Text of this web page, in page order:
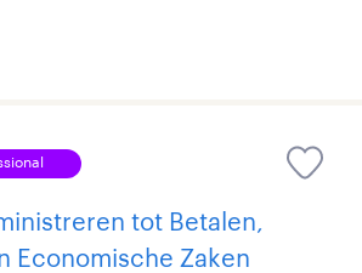
tot Betalen,
Economische Zaken